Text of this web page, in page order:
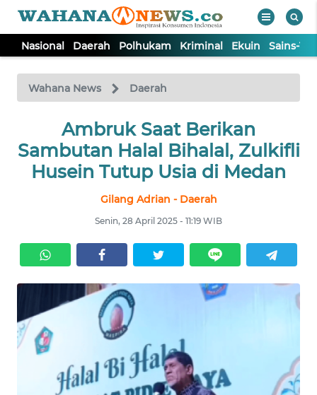
Nasional Daerah Polhukam Kriminal Ekuin Sains-
Wahana News Daerah
Ambruk Saat Berikan
Sambutan Halal Bihalal, Zulkifli
Husein Tutup Usia di Medan
Gilang Adrian - Daerah
Senin, 28 April 2025 - 11:19 WIB
TV
Tutup
NASIONAL
DAERAH
KRIMINAL
EKUIN
SAINS-TEKNO
KESEHATAN